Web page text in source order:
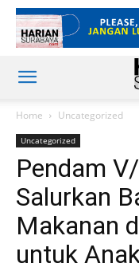
Home Uncategorized
Uncategorized
Pendam
Salurkan
Makanan
untuk